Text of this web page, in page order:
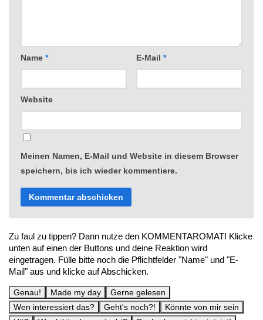
Name * E-Mail *
Website
Meinen Namen, E-Mail und Website in diesem Browser
speichern, bis ich wieder kommentiere.
Zu faul zu tippen? Dann nutze den KOMMENTAROMAT! Klicke
unten auf einen der Buttons und deine Reaktion wird
eingetragen. Fülle bitte noch die Pflichtfelder "Name" und "E-
Mail" aus und klicke auf Abschicken.